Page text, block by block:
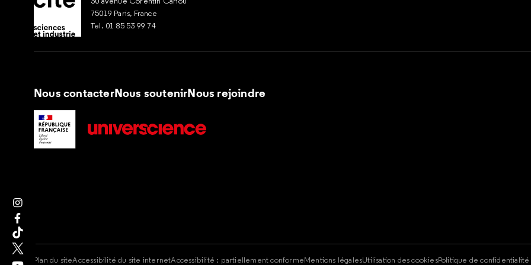
Suivez nous sur Instagram
Suivez nous sur Facebook
75019 Paris, France
Tel. 01 85 53 99 74
Nous contacterNous soutenirNous rejoindre
Plan du siteAccessibilité du site internetAccessibilité : partiellement conformeMentions légalesUtilisation des cookiesPolitique de